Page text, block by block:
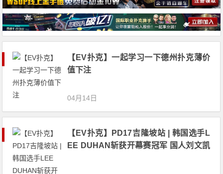
【EV扑克】一起学习一下德州扑克薄价
值下注
04月14日
【EV扑克】PD17吉隆坡站 | 韩国选手L
EE DUHAN斩获开幕赛冠军 国人刘文凯